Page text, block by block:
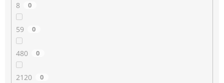
8 0
59 0
480 0
2120 0